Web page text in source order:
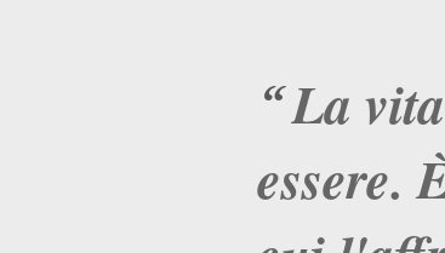
La
essere.